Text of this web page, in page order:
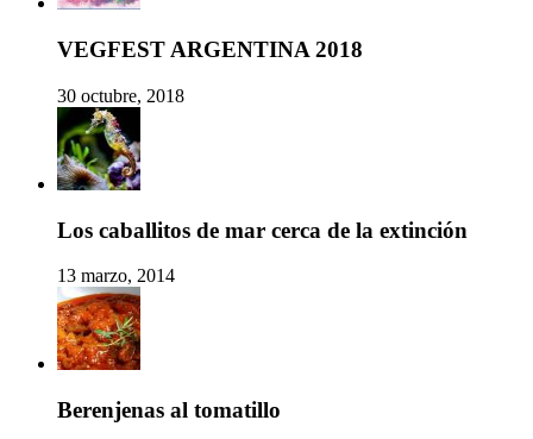
VEGFEST ARGENTINA 2018
30 octubre, 2018
Los caballitos de mar cerca de la extinción
13 marzo, 2014
Berenjenas al tomatillo